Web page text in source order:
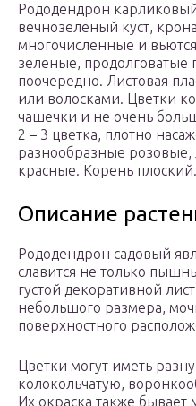
Рододендрон
вечнозеленый куст,
многочисленные и
зеленые, продолговатые
поочередно. Листовая
или волосками. Цветки
чашечки и не очень
2 – 3 цветка, плотно
разнообразные
красные. Корень плоский.
Описание
Рододендрон садовый
славится не только
густой декоративной
небольшого размера,
поверхностного
Цветки могут иметь
колокольчатую,
Их окраска также бывает